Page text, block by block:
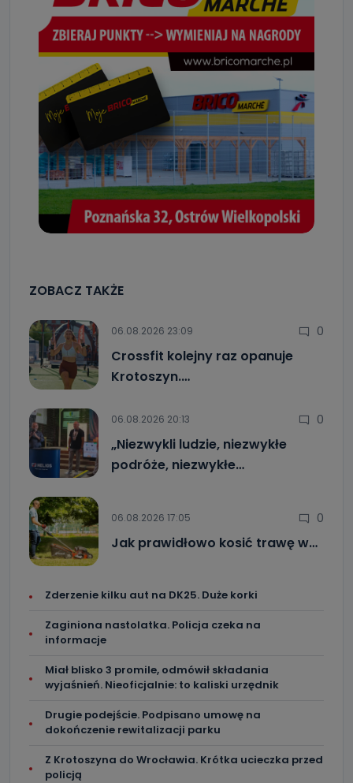
Do czasu wycofania zgody lub, jeśli dane będą
przetwarzane na podstawie prawnie uzasadnionego celu
administratora – do momentu wniesienia sprzeciwu.
Jakie dane osobowe przetwarzamy?
Przetwarzane kategorie Państwa danych osobowych to
dane, które pochodzą bezpośrednio od Państwa (lub
zostały przekazane w Państwa imieniu) lub dane osobowe,
które zostały zebrane ze źródeł publicznie dostępnych, w
szczególności: imię i nazwisko, adres e-mail, telefon
kontaktowy, adres korespondencyjny. Odbiorcą Pastwa
danych osobowych są pracownicy i współpracownicy
oraz partnerzy wspomagający administratora w jego
biznesowej działalności.
Jak skontaktować się z inspektorem
danych osobowych?
ZOBACZ TAKŻE
06.08.2026 23:09 0
Crossfit kolejny raz opanuje
Krotoszyn.…
06.08.2026 20:13 0
„Niezwykli ludzie, niezwykłe
podróże, niezwykłe…
06.08.2026 17:05 0
Jak prawidłowo kosić trawę w…
Zderzenie kilku aut na DK25. Duże korki
Zaginiona nastolatka. Policja czeka na
informacje
Miał blisko 3 promile, odmówił składania
wyjaśnień. Nieoficjalnie: to kaliski urzędnik
Drugie podejście. Podpisano umowę na
dokończenie rewitalizacji parku
Z Krotoszyna do Wrocławia. Krótka ucieczka przed
policją